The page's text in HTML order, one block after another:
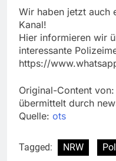
Wir haben jetzt auch
Kanal!
Hier informieren wir
interessante
https://
Original-Content
übermittelt durch
Quelle: ots
Tagged: NRW